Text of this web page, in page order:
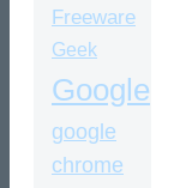
Freeware
Geek
Google
google
chrome